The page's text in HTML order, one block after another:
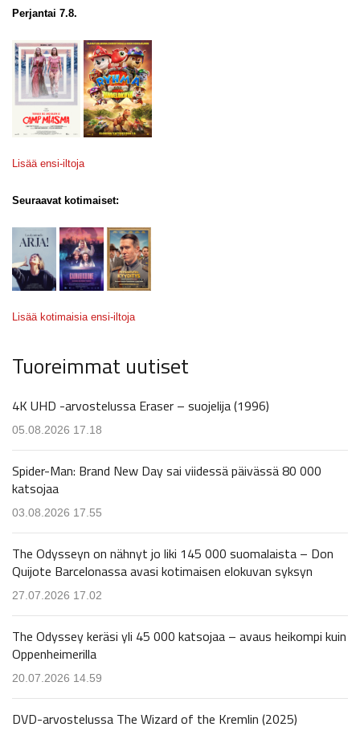
Perjantai 7.8.
Lisää ensi-iltoja
Seuraavat kotimaiset:
Lisää kotimaisia ensi-iltoja
Tuoreimmat uutiset
4K UHD -arvostelussa Eraser – suojelija (1996)
05.08.2026 17.18
Spider-Man: Brand New Day sai viidessä päivässä 80 000
katsojaa
03.08.2026 17.55
The Odysseyn on nähnyt jo liki 145 000 suomalaista – Don
Quijote Barcelonassa avasi kotimaisen elokuvan syksyn
27.07.2026 17.02
The Odyssey keräsi yli 45 000 katsojaa – avaus heikompi kuin
Oppenheimerilla
20.07.2026 14.59
DVD-arvostelussa The Wizard of the Kremlin (2025)